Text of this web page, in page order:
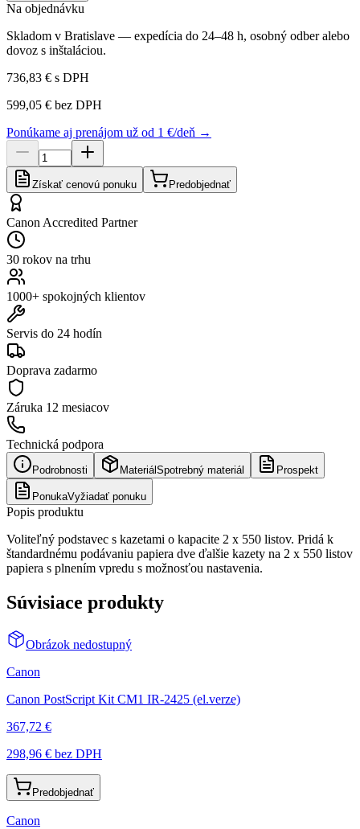
Na objednávku
Skladom v Bratislave — expedícia do 24–48 h, osobný odber alebo
dovoz s inštaláciou.
736,83 € s DPH
599,05 € bez DPH
Ponúkame aj prenájom už od 1 €/deň →
Získať cenovú ponuku Predobjednať
Canon Accredited Partner
30 rokov na trhu
1000+ spokojných klientov
Servis do 24 hodín
Doprava zadarmo
Záruka 12 mesiacov
Technická podpora
Podrobnosti Materiál Spotrebný materiál Prospekt
PonukaVyžiadať ponuku
Popis produktu
Voliteľný podstavec s kazetami o kapacite 2 x 550 listov. Pridá k
štandardnému podávaniu papiera dve ďalšie kazety na 2 x 550 listov
papiera s plnením vpredu s možnosťou nastavenia.
Súvisiace produkty
Obrázok nedostupný
Canon
Canon PostScript Kit CM1 IR-2425 (el.verze)
367,72 €
298,96 € bez DPH
Predobjednať
Canon